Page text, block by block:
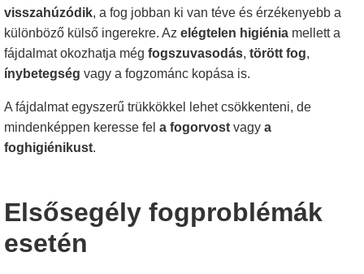
visszahúzódik, a fog jobban ki van téve és érzékenyebb a
különböző külső ingerekre. Az elégtelen higiénia mellett a
fájdalmat okozhatja még fogszuvasodás, törött fog,
ínybetegség vagy a fogzománc kopása is.
A fájdalmat egyszerű trükkökkel lehet csökkenteni, de
mindenképpen keresse fel a fogorvost vagy a
foghigiénikust.
Elsősegély fogproblémák
esetén